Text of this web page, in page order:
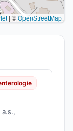
| ©OpenStreetMap
a.s.,